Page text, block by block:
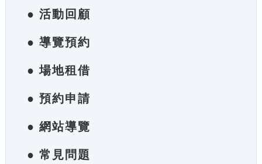
● 活動回顧
● 導覽預約
● 場地租借
● 預約申請
● 網站導覽
● 常見問題